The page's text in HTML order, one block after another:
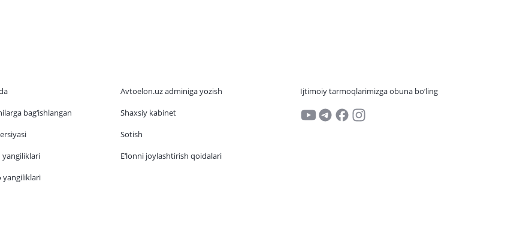
bag‘ishlangan
yangiliklari
yangiliklari
Avtoelon.uz adminiga yozish
Shaxsiy kabinet
Sotish
E‘lonni joylashtirish qoidalari
Ijtimoiy tarmoqlarimizga obuna bo‘ling